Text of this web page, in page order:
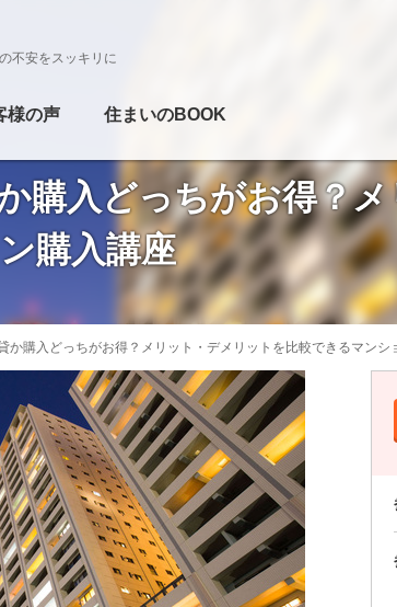
不安をスッキリに
様の声 住まいのBOOK
購入どっちがお得？
購入講座
か購入どっちがお得？メリット・デメリットを比較できるマンシ